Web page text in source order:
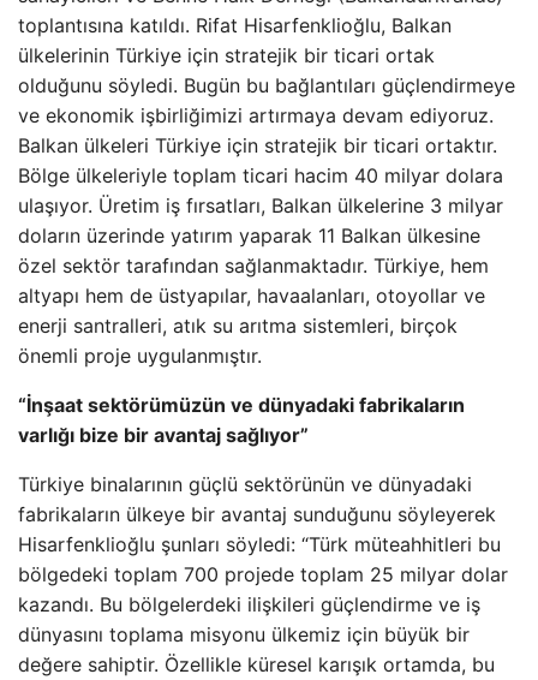
toplantısına katıldı. Rifat Hisarfenklioğlu, Balkan
ülkelerinin Türkiye için stratejik bir ticari ortak
olduğunu söyledi. Bugün bu bağlantıları güçlendirmeye
ve ekonomik işbirliğimizi artırmaya devam ediyoruz.
Balkan ülkeleri Türkiye için stratejik bir ticari ortaktır.
Bölge ülkeleriyle toplam ticari hacim 40 milyar dolara
ulaşıyor. Üretim iş fırsatları, Balkan ülkelerine 3 milyar
doların üzerinde yatırım yaparak 11 Balkan ülkesine
özel sektör tarafından sağlanmaktadır. Türkiye, hem
altyapı hem de üstyapılar, havaalanları, otoyollar ve
enerji santralleri, atık su arıtma sistemleri, birçok
önemli proje uygulanmıştır.
“İnşaat sektörümüzün ve dünyadaki fabrikaların
varlığı bize bir avantaj sağlıyor”
Türkiye binalarının güçlü sektörünün ve dünyadaki
fabrikaların ülkeye bir avantaj sunduğunu söyleyerek
Hisarfenklioğlu şunları söyledi: “Türk müteahhitleri bu
bölgedeki toplam 700 projede toplam 25 milyar dolar
kazandı. Bu bölgelerdeki ilişkileri güçlendirme ve iş
dünyasını toplama misyonu ülkemiz için büyük bir
değere sahiptir. Özellikle küresel karışık ortamda, bu